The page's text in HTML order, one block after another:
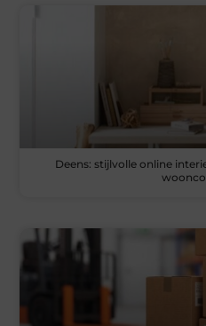
Deens: stijlvolle online